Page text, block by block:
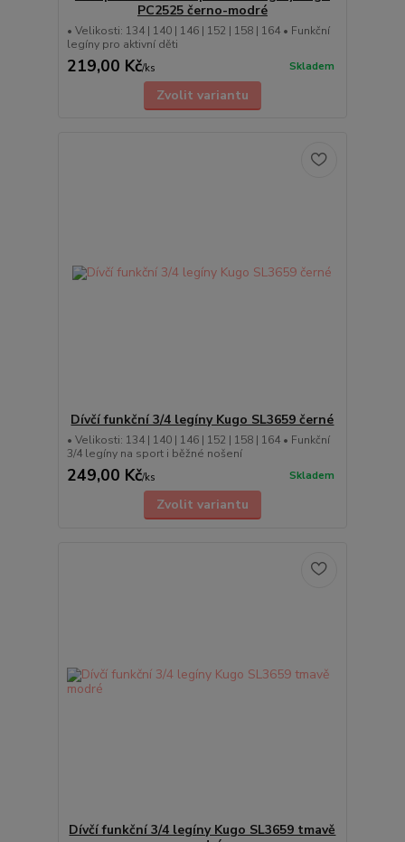
PC2525 černo-modré
• Velikosti: 134 | 140 | 146 | 152 | 158 | 164 • Funkční
legíny pro aktivní děti
219,00 Kč/ks Skladem
Zvolit variantu
Dívčí funkční 3/4 legíny Kugo SL3659 černé
• Velikosti: 134 | 140 | 146 | 152 | 158 | 164 • Funkční
3/4 legíny na sport i běžné nošení
249,00 Kč/ks Skladem
Zvolit variantu
Dívčí funkční 3/4 legíny Kugo SL3659 tmavě